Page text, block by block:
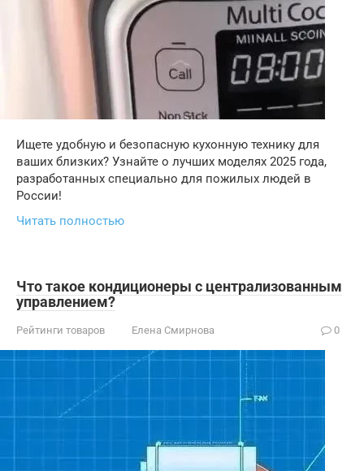
Ищете удобную и безопасную кухонную технику для
ваших близких? Узнайте о лучших моделях 2025 года,
разработанных специально для пожилых людей в
России!
Читать полностью
Что такое кондиционеры с централизованным
управлением?
Рейтинги товаров Елена Смирнова 0